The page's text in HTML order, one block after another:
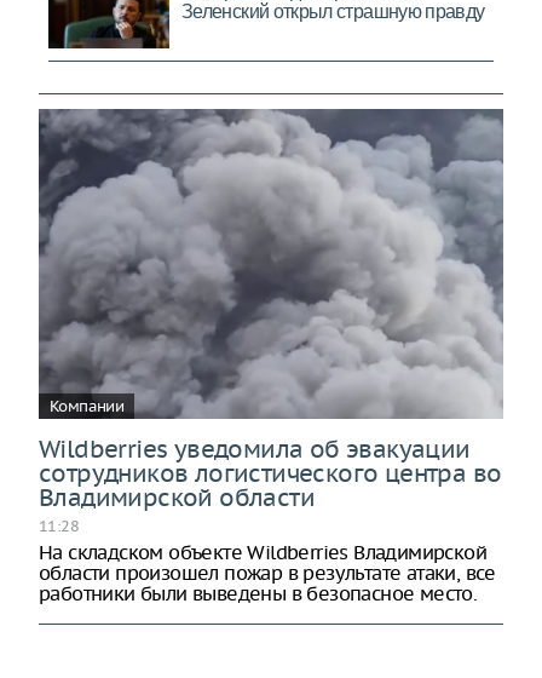
Компании
Wildberries уведомила об эвакуации
сотрудников логистического центра во
Владимирской области
11:28
На складском объекте Wildberries Владимирской
области произошел пожар в результате атаки, все
работники были выведены в безопасное место.